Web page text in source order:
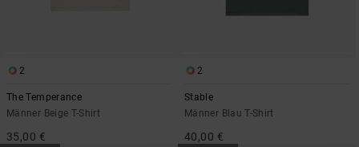
2
The Temperance
Männer Beige T-Shirt
35,00 €
2
Stable
Männer Blau T-Shirt
40,00 €